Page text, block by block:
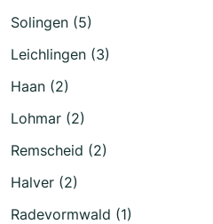
Solingen (5)
Leichlingen (3)
Haan (2)
Lohmar (2)
Remscheid (2)
Halver (2)
Radevormwald (1)